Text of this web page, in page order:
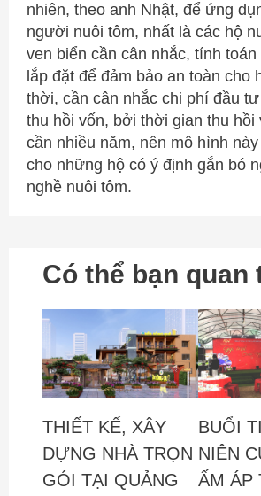
nhiên, theo anh Nhật, để ứng
người nuôi tôm, nhất là các hộ
ven biển cần cân nhắc, tính
lắp đặt để đảm bảo an toàn cho
thời, cần cân nhắc chi phí đầu
thu hồi vốn, bởi thời gian thu hồi
cần nhiều năm, nên mô hình
cho những hộ có ý định gắn bó
nghề nuôi tôm.
Có thể bạn quan
THIẾT KẾ, XÂY
DỰNG NHÀ TRỌN
GÓI TẠI QUẢNG
BUỔI
NIÊN
ẤM ÁP